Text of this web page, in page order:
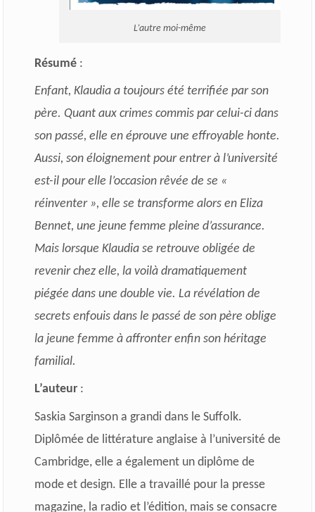
L’autre moi-même
Résumé:
Enfant, Klaudia a toujours été terrifiée par son
père. Quant aux crimes commis par celui-ci dans
son passé, elle en éprouve une effroyable honte.
Aussi, son éloignement pour entrer à l’université
est-il pour elle l’occasion rêvée de se «
réinventer », elle se transforme alors en Eliza
Bennet, une jeune femme pleine d’assurance.
Mais lorsque Klaudia se retrouve obligée de
revenir chez elle, la voilà dramatiquement
piégée dans une double vie. La révélation de
secrets enfouis dans le passé de son père oblige
la jeune femme à affronter enfin son héritage
familial.
L’auteur:
Saskia Sarginson a grandi dans le Suffolk.
Diplômée de littérature anglaise à l’université de
Cambridge, elle a également un diplôme de
mode et design. Elle a travaillé pour la presse
magazine, la radio et l’édition, mais se consacre